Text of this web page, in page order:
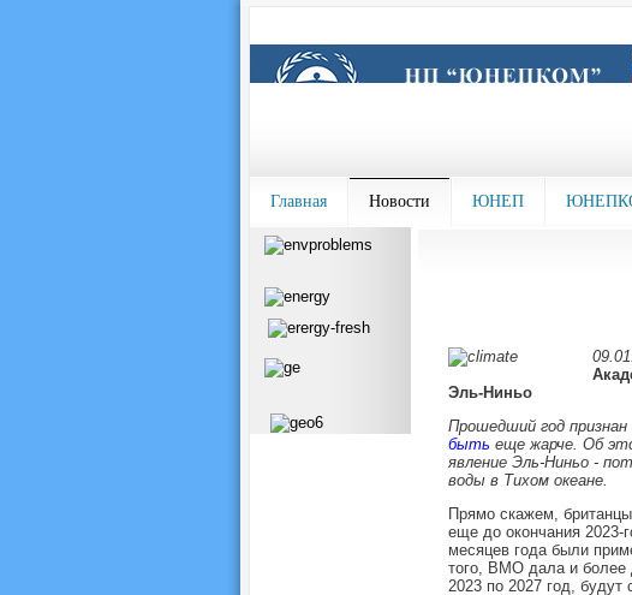
Главная Новости ЮНЕП
Эль-Ниньо
Прошедший год
быть еще жарче. Об
явление Эль-Ниньо -
воды в Тихом океане.
Прямо скажем,
еще до окончания 2023-
месяцев года были
того, ВМО дала и более
2023 по 2027 год,